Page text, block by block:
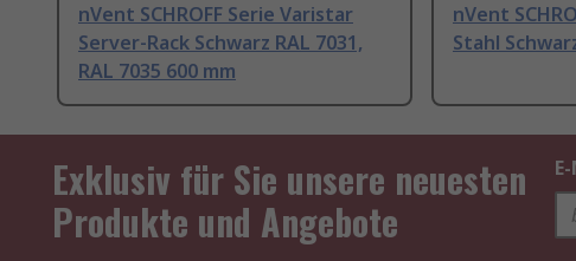
nVent SCHROFF Serie Varistar
Server-Rack Schwarz RAL 7031,
RAL 7035 600 mm
nVent
Stahl
Exklusiv für Sie unsere neuesten
Produkte und Angebote